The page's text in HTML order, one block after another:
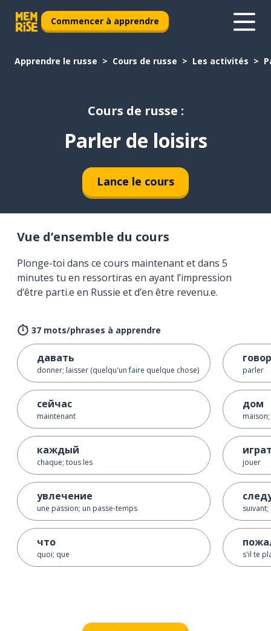
Commencer à apprendre
Apprendre le russe Cours de russe Les activités
Cours de russe :
Parler de loisirs
Lance le cours
Vue d’ensemble du cours
Plonge-toi dans ce cours maintenant et dans 5
minutes tu en ressortiras en ayant l’impression
d’être parti.e en Russie et d’en être revenu.e.
37 mots/phrases à apprendre
давать
donner; laisser (quelqu'un faire quelque chose)
сейчас
maintenant
каждый
chaque; tous les
увлечение
une passion; un passe-temps
что
quoi; que
parler
дом
jouer
s'il te